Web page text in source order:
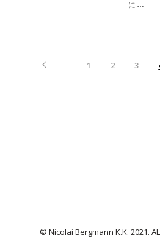
に …
1 2 3
© Nicolai Bergmann K.K. 2021.